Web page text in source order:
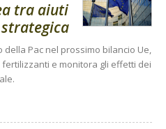
tra aiuti
Pac nel prossimo bilancio Ue,
e monitora gli effetti dei